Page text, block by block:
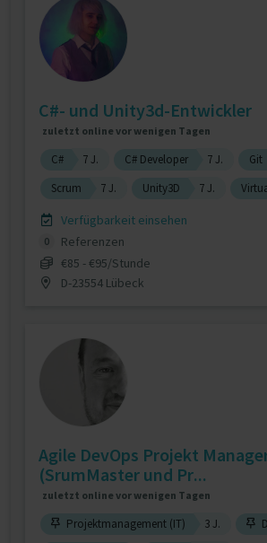
C#- und Unity3d-Entwickler
zuletzt online vor wenigen Tagen
C# 7 J. C# Developer 7 J. Git
Scrum
7 J. Unity3D 7 J.
Verfügbarkeit einsehen
0
Referenzen
€85 - €95/Stunde
D-23554 Lübeck
Agile DevOps Projekt
(SrumMaster und Pr...
zuletzt online vor wenigen Tagen
Projektmanagement (IT) 3 J.